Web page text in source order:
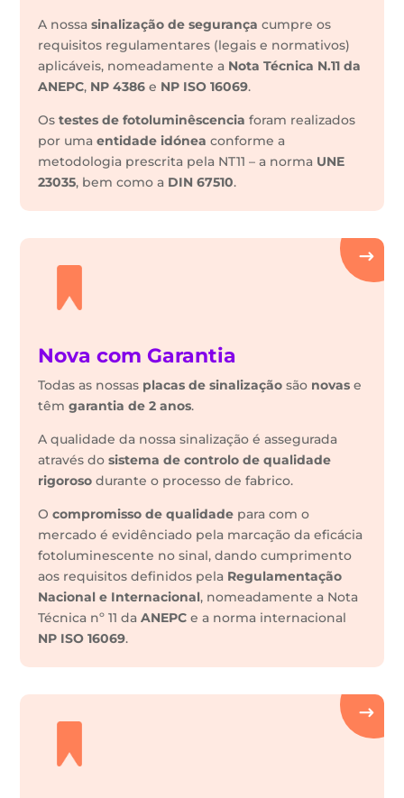
A nossasinalização de segurança cumpre os
requisitos regulamentares (legais e normativos)
aplicáveis, nomeadamente a Nota Técnica N.11 da
ANEPC, NP 4386 e NP ISO 16069.
Ostestes de fotoluminêscencia foram realizados
por umaentidade idónea conforme a
metodologia prescrita pela NT11 – a norma UNE
23035, bem como a DIN 67510.
Nova com Garantia
Todas as nossas placas de sinalização são novas e
têmgarantia de 2 anos.
A qualidade da nossa sinalização é assegurada
através dosistema de controlo de qualidade
rigoroso durante o processo de fabrico.
Ocompromisso de qualidade para com o
mercado é evidênciado pela marcação da eficácia
fotoluminescente no sinal, dando cumprimento
aos requisitos definidos pela Regulamentação
Nacional e Internacional, nomeadamente a Nota
Técnica nº 11 daANEPC e a norma internacional
NP ISO 16069.